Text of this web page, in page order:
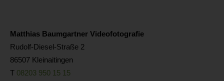
Matthias Baumgartner Videofotografie
Rudolf-Diesel-Straße 2
86507 Kleinaitingen
T 08203 950 15 15